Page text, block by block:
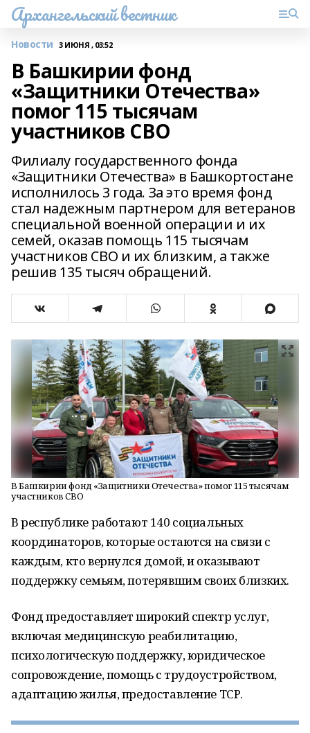
Архангельский вестник
Новости 3 ИЮНЯ , 03:52
В Башкирии фонд
«Защитники Отечества»
помог 115 тысячам
участников СВО
Филиалу государственного фонда
«Защитники Отечества» в Башкортостане
исполнилось 3 года. За это время фонд
стал надежным партнером для ветеранов
специальной военной операции и их
семей, оказав помощь 115 тысячам
участников СВО и их близким, а также
решив 135 тысяч обращений.
В Башкирии фонд «Защитники Отечества» помог 115 тысячам
участников СВО
В республике работают 140 социальных
координаторов, которые остаются на связи с
каждым, кто вернулся домой, и оказывают
поддержку семьям, потерявшим своих близких.
Фонд предоставляет широкий спектр услуг,
включая медицинскую реабилитацию,
психологическую поддержку, юридическое
сопровождение, помощь с трудоустройством,
адаптацию жилья, предоставление ТСР.